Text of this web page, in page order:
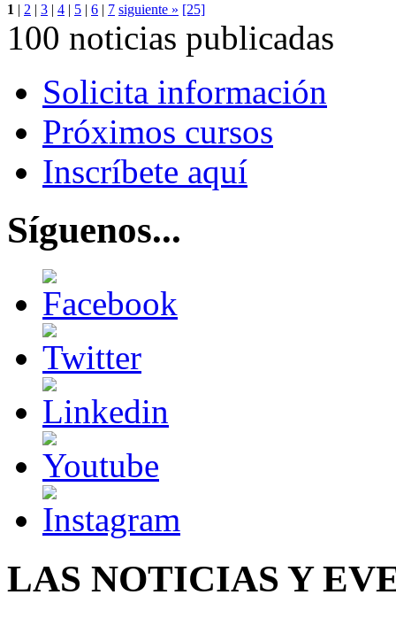
1 | 2 | 3 | 4 | 5 | 6 | 7 siguiente » [25]
100 noticias publicadas
Solicita información
Próximos cursos
Inscríbete aquí
Síguenos...
LAS NOTICIAS Y